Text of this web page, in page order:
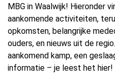
MBG in Waalwijk! Hieronder
aankomende activiteiten,
opkomsten, belangrijke
ouders, en nieuws uit de
aankomend kamp, een
informatie – je leest het hier!